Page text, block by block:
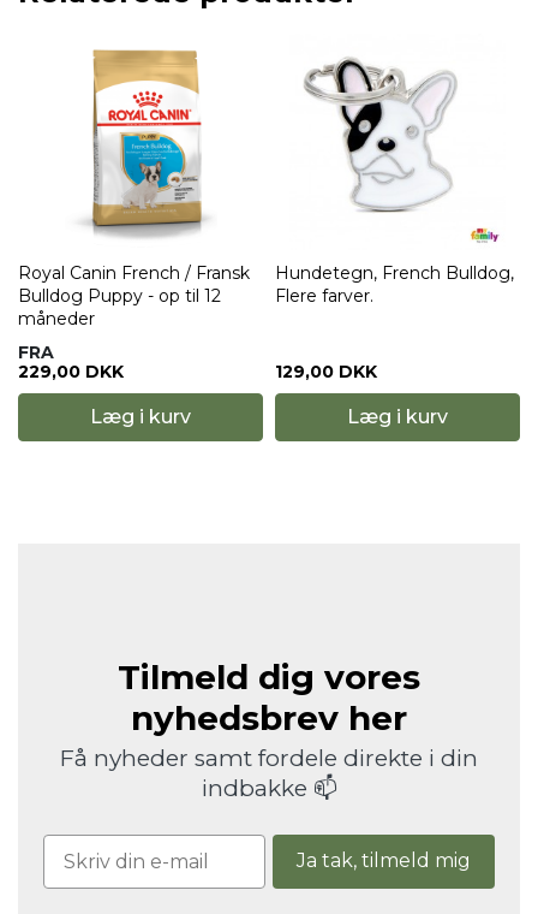
Royal Canin French / Fransk
Bulldog Puppy - op til 12
måneder
FRA
229,00 DKK
Læg i kurv
Hundetegn, French Bulldog,
Flere farver.
129,00 DKK
Læg i kurv
Tilmeld dig vores
nyhedsbrev her
Få nyheder samt fordele direkte i din
indbakke 📫
Ja tak, tilmeld mig